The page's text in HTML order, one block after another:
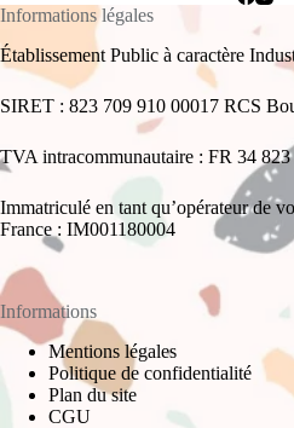
Informations légales
Établissement Public à caractère
SIRET : 823 709 910 00017 RCS
TVA intracommunautaire : FR 34
Immatriculé en tant qu’opérateur de
France : IM001180004
Informations
Mentions légales
Politique de confidentialité
Plan du site
CGU